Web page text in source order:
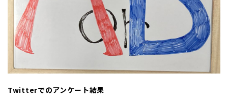
Twitterでのアンケート結果